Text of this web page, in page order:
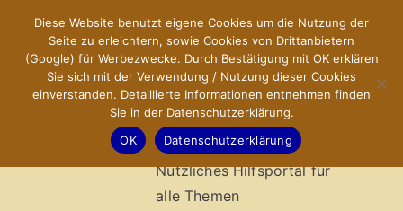
springen
X-Sites.de
–
Hilfsportal
Nützliches Hilfsportal für
alle Themen
Diese Website benutzt eigene Cookies um die Nutzung der
Seite zu erleichtern, sowie Cookies von Drittanbietern
(Google) für Werbezwecke. Durch Bestätigung mit OK erklären
Sie sich mit der Verwendung / Nutzung dieser Cookies
einverstanden. Detaillierte Informationen entnehmen finden
Sie in der Datenschutzerklärung.
OK
Datenschutzerklärung